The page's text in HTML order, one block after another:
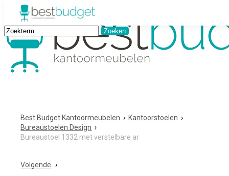
Best Budget Kantoormeubelen › Kantoorstoelen ›
Bureaustoelen Design ›
Bureaustoel 1332 met verstelbare ar
Volgende